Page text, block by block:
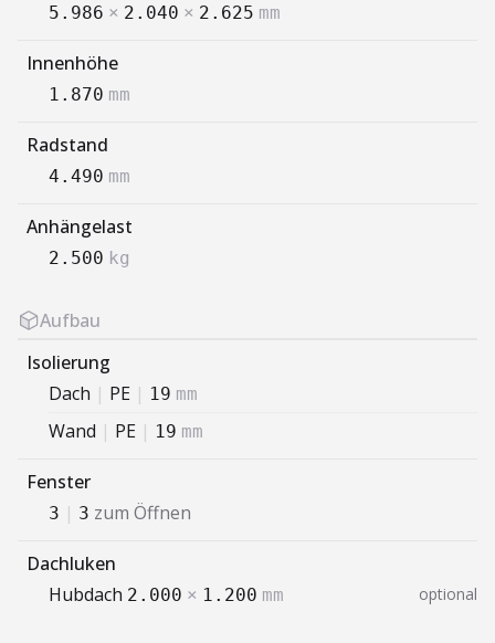
5.986 × 2.040 × 2.625 mm
Innenhöhe
1.870 mm
Radstand
4.490 mm
Anhängelast
2.500 kg
Aufbau
Isolierung
Dach | PE | 19 mm
Wand | PE | 19 mm
Fenster
3 | 3 zum Öffnen
Dachluken
Hubdach 2.000 × 1.200 mm optional